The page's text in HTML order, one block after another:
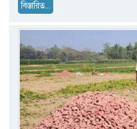
বিস্তারিত...